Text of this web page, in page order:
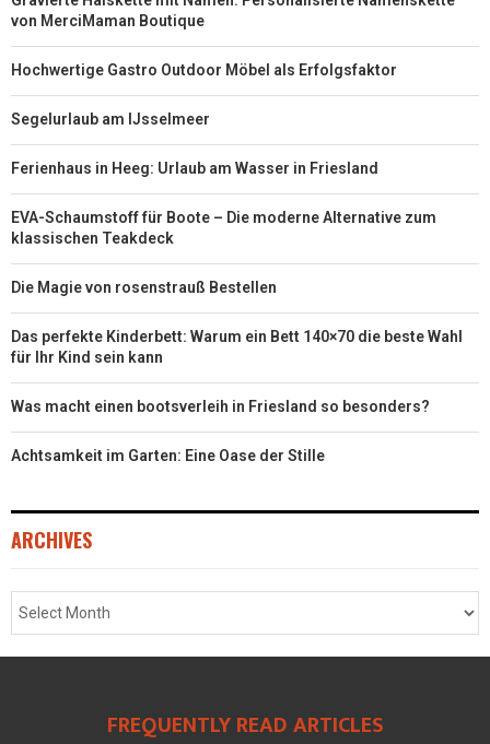
von MerciMaman Boutique
Hochwertige Gastro Outdoor Möbel als Erfolgsfaktor
Segelurlaub am IJsselmeer
Ferienhaus in Heeg: Urlaub am Wasser in Friesland
EVA-Schaumstoff für Boote – Die moderne Alternative zum
klassischen Teakdeck
Die Magie von rosenstrauß Bestellen
Das perfekte Kinderbett: Warum ein Bett 140×70 die beste Wahl
für Ihr Kind sein kann
Was macht einen bootsverleih in Friesland so besonders?
Achtsamkeit im Garten: Eine Oase der Stille
ARCHIVES
FREQUENTLY READ ARTICLES